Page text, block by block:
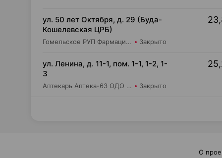
ул. 50 лет Октября, д. 29 (Буда-
Кошелевская ЦРБ)
Гомельское РУП Фармация Аптека №16/1 Закрыто
ул. Ленина, д. 11-1, пом. 1-1, 1-2, 1-
3
Аптекарь Аптека-63 ОДО Аптека №2 Закрыто
О